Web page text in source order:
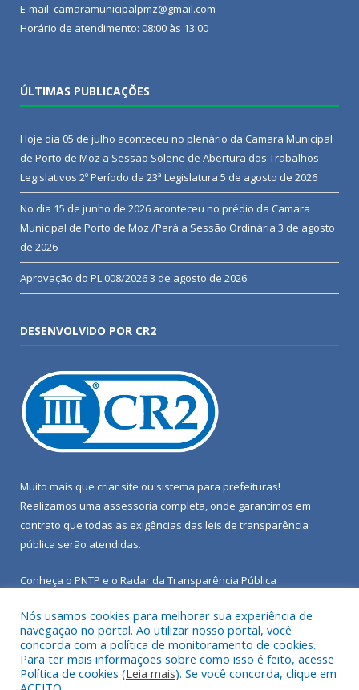
E-mail: camaramunicipalpmz@gmail.com
Horário de atendimento: 08:00 às 13:00
ÚLTIMAS PUBLICAÇÕES
Hoje dia 05 de julho aconteceu no plenário da Camara Municipal
de Porto de Moz a Sessão Solene de Abertura dos Trabalhos
Legislativos 2º Período da 23ª Legislatura 5 de agosto de 2026
No dia 15 de junho de 2026 aconteceu no prédio da Camara
Municipal de Porto de Moz /Pará a Sessão Ordinária 3 de agosto
de 2026
Aprovação do PL 008/20263 de agosto de 2026
DESENVOLVIDO POR CR2
Muito mais que criar site ou sistema para prefeituras!
Realizamos uma assessoria completa, onde garantimos em
contrato que todas as exigências das leis de transparência
pública serão atendidas.
Conheça o PNTP e o Radar da Transparência Pública
Todos os direitos reservados a Câmara Municipal de Porto de
Moz.
Nós usamos cookies para melhorar sua experiência de
navegação no portal. Ao utilizar nosso portal, você
concorda com a política de monitoramento de cookies.
Para ter mais informações sobre como isso é feito, acesse
Política de cookies (Leia mais). Se você concorda, clique em